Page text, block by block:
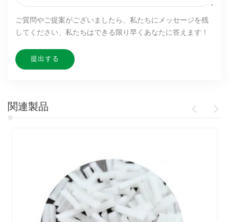
ご質問やご提案がございましたら、私たちにメッセージを残
してください、私たちはできる限り早くあなたに答えます！
関連製品